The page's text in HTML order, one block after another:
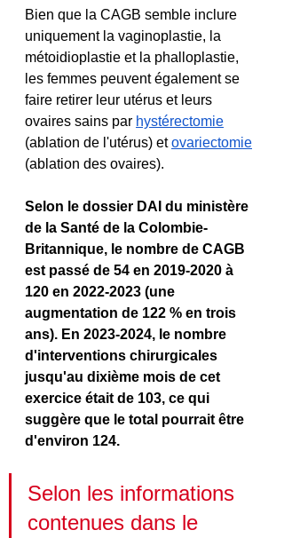
Bien que la CAGB semble inclure
uniquement la vaginoplastie, la
métoidioplastie et la phalloplastie,
les femmes peuvent également se
faire retirer leur utérus et leurs
ovaires sains par hystérectomie
(ablation de l'utérus) et ovariectomie
(ablation des ovaires).
Selon le dossier DAI du ministère
de la Santé de la Colombie-
Britannique, le nombre de CAGB
est passé de 54 en 2019-2020 à
120 en 2022-2023 (une
augmentation de 122 % en trois
ans). En 2023-2024, le nombre
d'interventions chirurgicales
jusqu'au dixième mois de cet
exercice était de 103, ce qui
suggère que le total pourrait être
d'environ 124.
Selon les informations
contenues dans le